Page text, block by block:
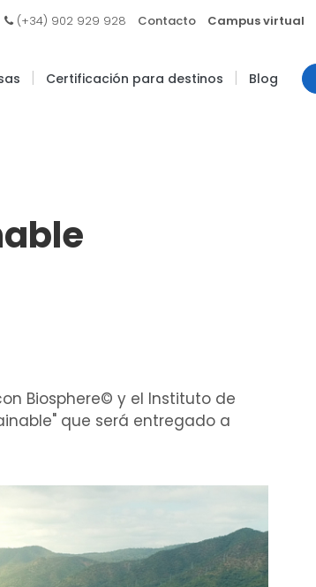
(+34) 902 929 928 Contacto Campus virtual
| Certificación para destinos | Blog
Biosphere© y el Instituto de
que será entregado a